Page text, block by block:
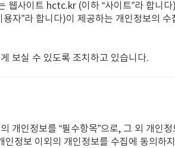
사이트 hctc.kr (이하 “사이트”라 합니
자”라 합니다)이 제공하는 개인정보의
보실 수 있도록 조치하고 있습니다.
인정보를 “필수항목”으로, 그 외 개인정
정보 이외의 개인정보를 수집에 동의하